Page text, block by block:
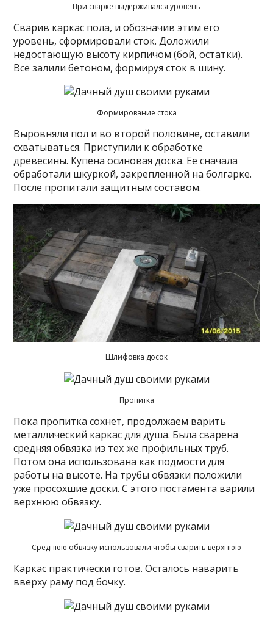
При сварке выдерживался уровень
Сварив каркас пола, и обозначив этим его
уровень, сформировали сток. Доложили
недостающую высоту кирпичом (бой, остатки).
Все залили бетоном, формируя сток в шину.
Формирование стока
Выровняли пол и во второй половине, оставили
схватываться. Приступили к обработке
древесины. Купена осиновая доска. Ее сначала
обработали шкуркой, закрепленной на болгарке.
После пропитали защитным составом.
Шлифовка досок
Пропитка
Пока пропитка сохнет, продолжаем варить
металлический каркас для душа. Была сварена
средняя обвязка из тех же профильных труб.
Потом она использована как подмости для
работы на высоте. На трубы обвязки положили
уже просохшие доски. С этого постамента варили
верхнюю обвязку.
Среднюю обвязку использовали чтобы сварить верхнюю
Каркас практически готов. Осталось наварить
вверху раму под бочку.